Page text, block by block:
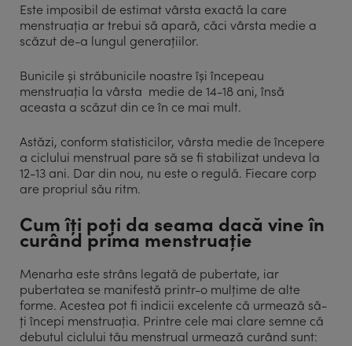
Este imposibil de estimat vârsta exactă la care
menstruația ar trebui să apară, căci vârsta medie a
scăzut de-a lungul generațiilor.
Bunicile și străbunicile noastre își începeau
menstruația la vârsta medie de 14-18 ani, însă
aceasta a scăzut din ce în ce mai mult.
Astăzi, conform statisticilor, vârsta medie de începere
a ciclului menstrual pare să se fi stabilizat undeva la
12-13 ani. Dar din nou, nu este o regulă. Fiecare corp
are propriul său ritm.
Cum îți poți da seama dacă vine în
curând prima menstruație
Menarha este strâns legată de pubertate, iar
pubertatea se manifestă printr-o mulțime de alte
forme. Acestea pot fi indicii excelente că urmează să-
ți începi menstruația. Printre cele mai clare semne că
debutul ciclului tău menstrual urmează curând sunt: